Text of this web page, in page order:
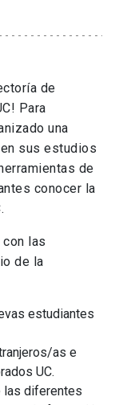
de
Para
una
sus estudios
de
conocer la
las
de la
estudiantes
as e
UC.
las diferentes